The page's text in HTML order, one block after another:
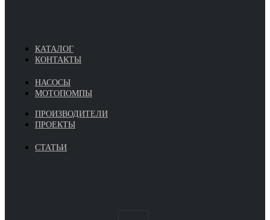
КАТАЛОГ
КОНТАКТЫ
НАСОСЫ
МОТОПОМПЫ
ПРОИЗВОДИТЕЛИ
ПРОЕКТЫ
СТАТЬИ